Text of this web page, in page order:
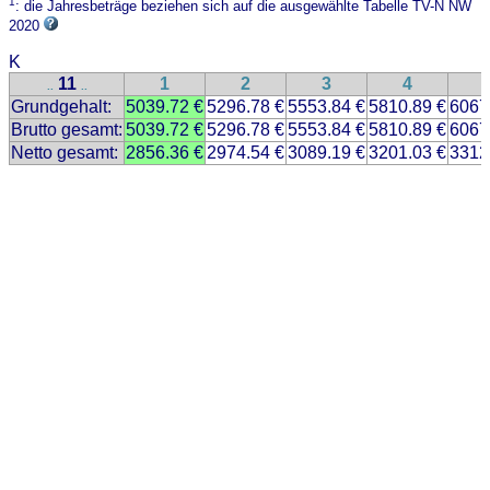
: die Jahresbeträge beziehen sich auf die ausgewählte Tabelle TV-N NW
2020
K
.. 11 .. 1 2 3 4
Grundgehalt:
5039.72 €5296.78 €5553.84 €5810.89 €
Brutto gesamt: 5039.72 €5296.78 €5553.84 €5810.89 €
Netto gesamt: 2856.36 € 2974.54 €3089.19 €3201.03 €